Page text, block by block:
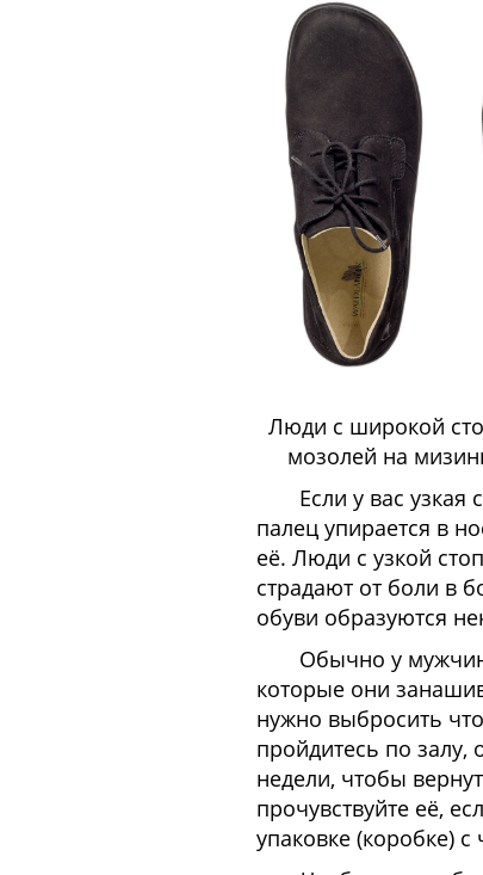
Люди с широкой
мозолей на
Если у вас
палец упирается в
её. Люди с узкой
страдают от боли в
обуви образуются
Обычно у
которые они
нужно выбросить
пройдитесь по залу,
недели, чтобы
прочувствуйте её,
упаковке (коробке)